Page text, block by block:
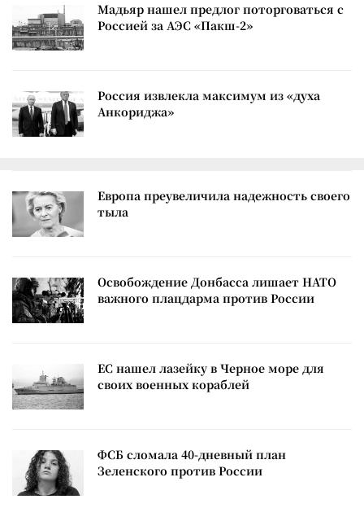
Мадьяр нашел предлог поторговаться с
Россией за АЭС «Пакш-2»
Россия извлекла максимум из «духа
Анкориджа»
Европа преувеличила надежность своего
тыла
Освобождение Донбасса лишает НАТО
важного плацдарма против России
ЕС нашел лазейку в Черное море для
своих военных кораблей
ФСБ сломала 40-дневный план
Зеленского против России